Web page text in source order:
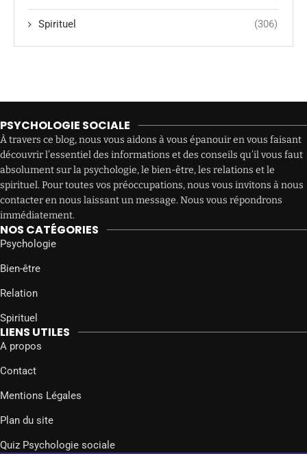
Spirituel (306)
PSYCHOLOGIE SOCIALE
À travers ce blog, nous vous aidons à vous épanouir en vous faisant
découvrir l’essentiel des informations et des conseils qu’il vous faut
absolument sur la psychologie, le bien-être, les relations et le
spirituel. Pour toutes vos préoccupations, nous vous invitons à nous
contacter en nous laissant un message. Nous vous répondrons
immédiatement.
NOS CATÉGORIES
Psychologie
Bien-être
Relation
Spirituel
LIENS UTILES
A propos
Contact
Mentions Légales
Plan du site
Quiz Psychologie sociale